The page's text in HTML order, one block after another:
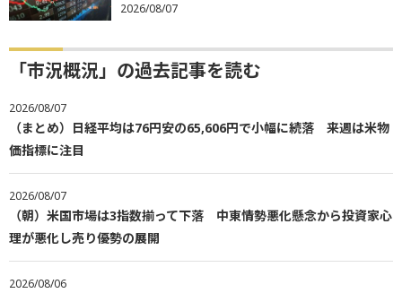
2026/08/07
「市況概況」の過去記事を読む
2026/08/07
（まとめ）日経平均は76円安の65,606円で小幅に続落 来週は米物
価指標に注目
2026/08/07
（朝）米国市場は3指数揃って下落 中東情勢悪化懸念から投資家心
理が悪化し売り優勢の展開
2026/08/06